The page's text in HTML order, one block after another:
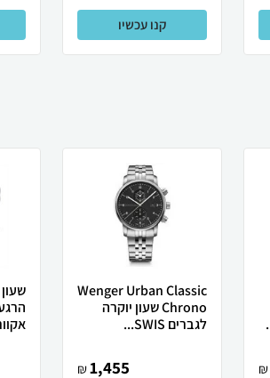
קנו עכשיו
₪
Wenger Urban Classic
Chrono שעון יוקרה
לגברים SWIS...
1,455
₪